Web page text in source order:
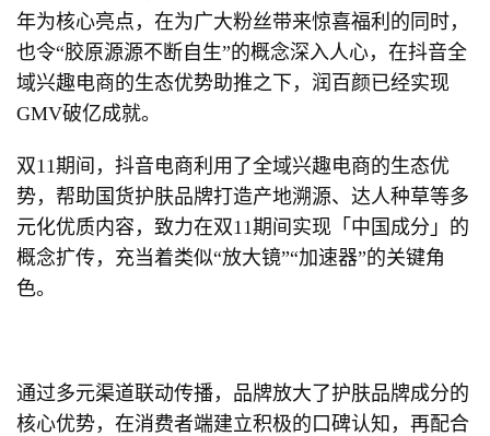
年为核心亮点，在为广大粉丝带来惊喜福利的同时，
也令“胶原源源不断自生”的概念深入人心，在抖音全
域兴趣电商的生态优势助推之下，润百颜已经实现
GMV破亿成就。
双11期间，抖音电商利用了全域兴趣电商的生态优
势，帮助国货护肤品牌打造产地溯源、达人种草等多
元化优质内容，致力在双11期间实现「中国成分」的
概念扩传，充当着类似“放大镜”“加速器”的关键角
色。
通过多元渠道联动传播，品牌放大了护肤品牌成分的
核心优势，在消费者端建立积极的口碑认知，再配合